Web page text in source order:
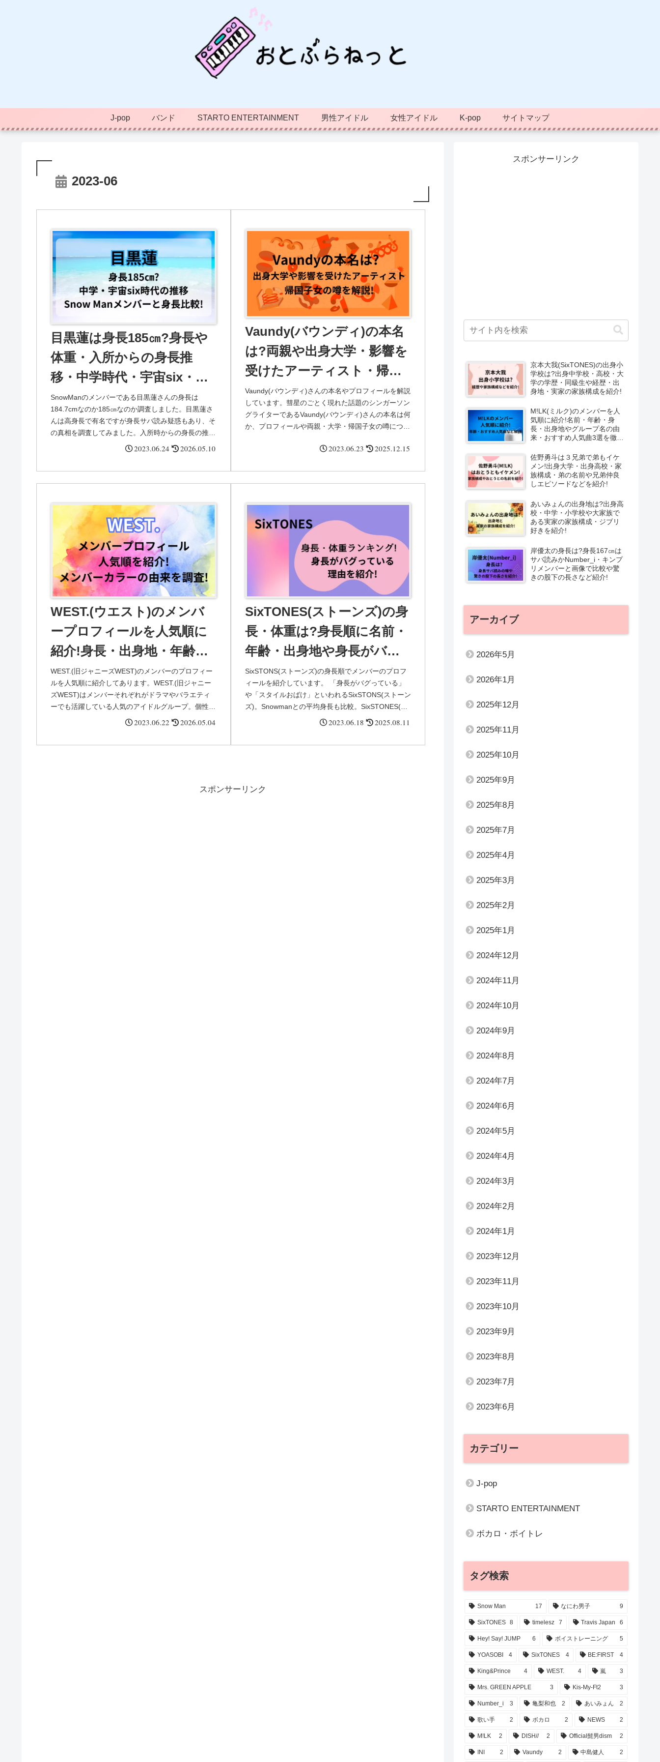
J-pop バンド STARTO ENTERTAINMENT 男性アイドル 女性アイドル K-pop サイトマップ
2023-06
目黒蓮は身長185㎝?身長や
体重・入所からの身長推
移・中学時代・宇宙six・
SnowManメンバーと身長を
比較して徹底調査!
SnowManのメンバーである目黒蓮さんの身長は
184.7cmなのか185㎝なのか調査しました。目黒蓮さ
んは高身長で有名ですが身長サバ読み疑惑もあり、そ
の真相を調査してみました。入所時からの身長の推移
や他のメンバーとの比較・目黒蓮さんのプロフィール
2023.06.24 2026.05.10
Vaundy(バウンディ)の本名
は?両親や出身大学・影響を
受けたアーティスト・帰国
子女の噂を徹底解説!
Vaundy(バウンディ)さんの本名やプロフィールを解説
しています。彗星のごとく現れた話題のシンガーソン
グライターであるVaundy(バウンディ)さんの本名は何
か、プロフィールや両親・大学・帰国子女の噂につい
2023.06.23 2025.12.15
WEST.(ウエスト)のメンバ
ープロフィールを人気順に
紹介!身長・出身地・年齢順
やメンバーカラーの由来を
徹底調査!
WEST.(旧ジャニーズWEST)のメンバーのプロフィー
ルを人気順に紹介してあります。WEST.(旧ジャニー
ズWEST)はメンバーそれぞれがドラマやバラエティ
ーでも活躍している人気のアイドルグループ。個性豊
かなメンバーが集まり、人気を集めているグループで
2023.06.22 2026.05.04
SixTONES(ストーンズ)の身
長・体重は?身長順に名前・
年齢・出身地や身長がバグ
っていると言われる理由を
徹底解説!
SixSTONS(ストーンズ)の身長順でメンバーのプロフ
ィールを紹介しています。 「身長がバグっている」
や「スタイルおばけ」といわれるSixSTONS(ストーン
ズ)。Snowmanとの平均身長も比較。SixSTONES(ス
トーンズ)のメンバーを身長順に紹介し体重ランキン
2023.06.18 2025.08.11
スポンサーリンク
スポンサーリンク
京本大我(SixTONES)の出身小
学校は?出身中学校・高校・大
学の学歴・同級生や経歴・出
身地・実家の家族構成を紹介!
M!LK(ミルク)のメンバーを人
気順に紹介!名前・年齢・身
長・出身地やグループ名の由
来・おすすめ人気曲3選を徹底
佐野勇斗は３兄弟で弟もイケ
メン!出身大学・出身高校・家
族構成・弟の名前や兄弟仲良
しエピソードなどを紹介!
あいみょんの出身地は?出身高
校・中学・小学校や大家族で
ある実家の家族構成・ジブリ
好きを紹介!
岸優太の身長は?身長167㎝は
サバ読みかNumber_i・キンプ
リメンバーと画像で比較や驚
きの股下の長さなど紹介!
アーカイブ
2026年5月
2026年1月
2025年12月
2025年11月
2025年10月
2025年9月
2025年8月
2025年7月
2025年4月
2025年3月
2025年2月
2025年1月
2024年12月
2024年11月
2024年10月
2024年9月
2024年8月
2024年7月
2024年6月
2024年5月
2024年4月
2024年3月
2024年2月
2024年1月
2023年12月
2023年11月
2023年10月
2023年9月
2023年8月
2023年7月
2023年6月
カテゴリー
J-pop
STARTO ENTERTAINMENT
ボカロ・ボイトレ
タグ検索
Snow Man 17 なにわ男子 9
SixTONES 8 timelesz 7 Travis Japan 6
Hey! Say! JUMP 6 ボイストレーニング 5
YOASOBI 4 SixTONES 4 BE:FIRST 4
King&Prince 4 WEST. 4 嵐 3
Mrs. GREEN APPLE 3 Kis-My-Ft2 3
Number_i 3 亀梨和也 2 あいみょん 2
歌い手 2 ボカロ 2 NEWS 2
M!LK 2 DISH// 2 Official髭男dism 2
INI 2 Vaundy 2 中島健人 2